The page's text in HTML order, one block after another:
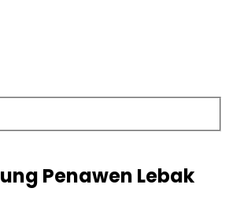
Penawen Lebak